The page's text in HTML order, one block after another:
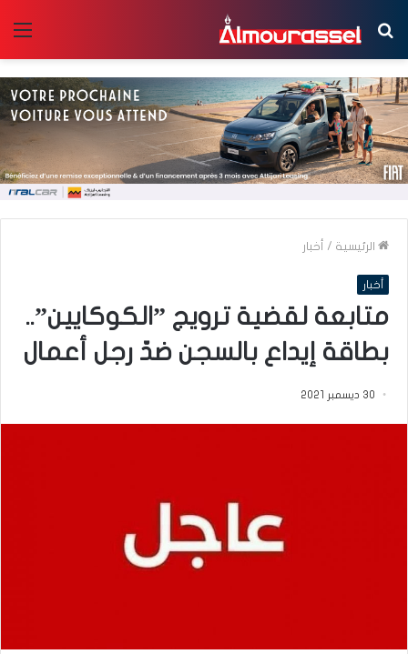
بحث
عن
الرئيسية / أخبار
أخبار
متابعة لقضية ترويج ”الكوكايين”..
بطاقة إيداع بالسجن ضدّ رجل أعمال
30 ديسمبر 2021